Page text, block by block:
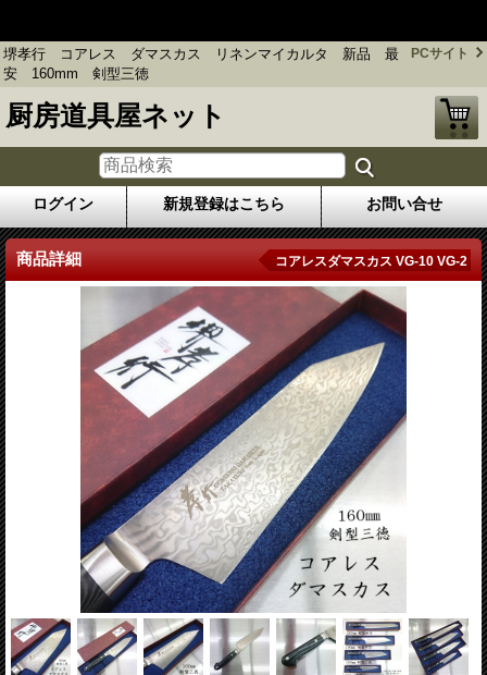
堺孝行 コアレス ダマスカス リネンマイカルタ 新品 最
安 160mm 剣型三徳
PCサイト
厨房道具屋ネット
ログイン 新規登録はこちら お問い合せ
商品詳細 コアレスダマスカス VG-10 VG-2